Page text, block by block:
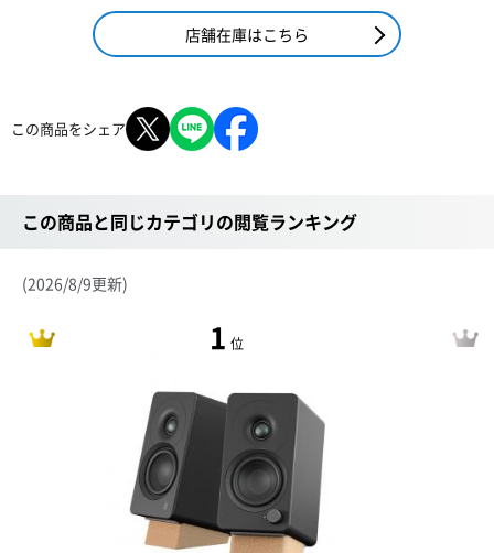
店舗在庫はこちら
この商品をシェア
この商品と同じカテゴリの閲覧ランキング
(2026/8/9更新)
1 位